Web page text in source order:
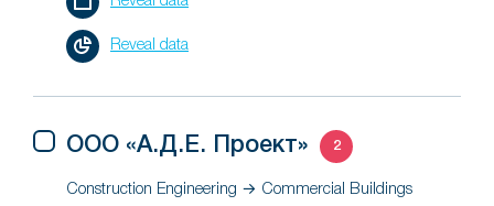
Reveal data
ООО «А.Д.Е. Проект» 2
Construction Engineering → Commercial Buildings